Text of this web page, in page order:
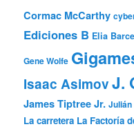
Cormac McCarthy
Ediciones B Elia
Gene Wolfe
Isaac AsimovJ.
James Tiptree Jr. Julián
La carretera La Factoría